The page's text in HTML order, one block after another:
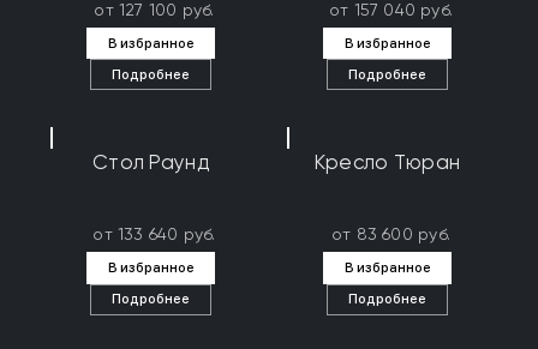
от 127 100 руб.
В избранное
Подробнее
от 157 040 руб.
В избранное
Подробнее
Стол Раунд
от 133 640 руб.
В избранное
Подробнее
Кресло Тюран
от 83 600 руб.
В избранное
Подробнее